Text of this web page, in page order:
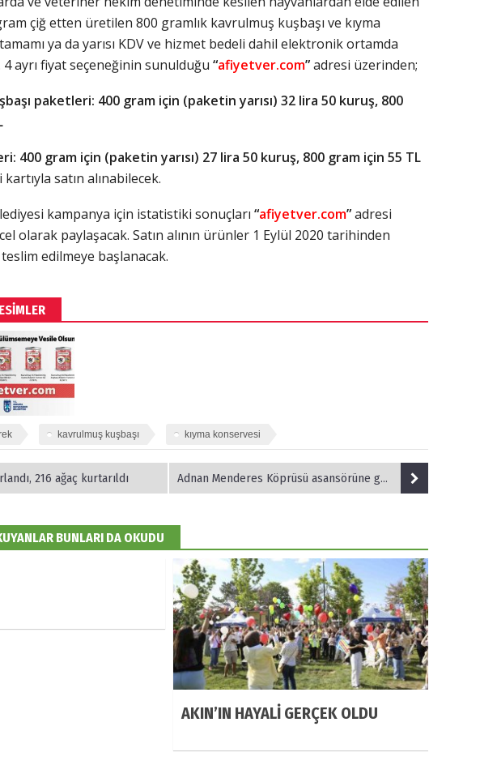
çiğ etten üretilen 800 gramlık kavrulmuş kuşbaşı ve kıyma
ya da yarısı KDV ve hizmet bedeli dahil elektronik ortamda
4 ayrı fiyat seçeneğinin sunulduğu “afiyetver.com”adresi üzerinden;
paketleri: 400 gram için (paketin yarısı) 32 lira 50 kuruş, 800
400 gram için (paketin yarısı) 27 lira 50 kuruş, 800 gram için 55 TL
satın alınabilecek.
kampanya için istatistiki sonuçları “afiyetver.com”adresi
olarak paylaşacak. Satın alının ürünler 1 Eylül 2020 tarihinden
edilmeye başlanacak.
kavrulmuş kuşbaşı kıyma konservesi
216 ağaç kurtarıldı Adnan Menderes Köprüsü asansörüne güvenlik önlemi
BUNLARI DA OKUDU
AKIN’IN HAYALİ GERÇEK OLDU